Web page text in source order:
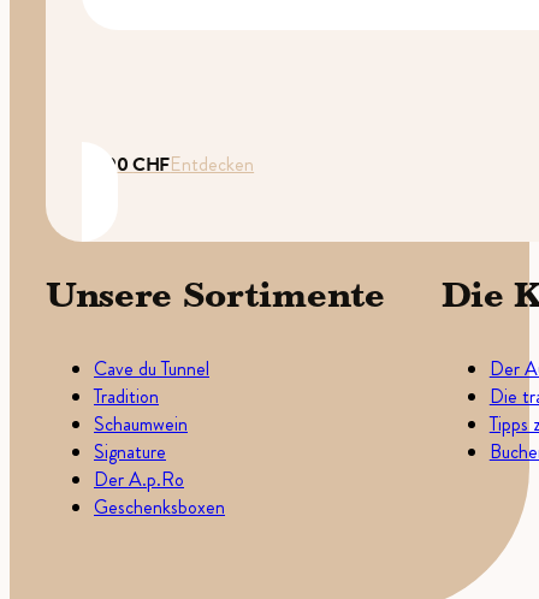
35.00CHFEntdecken
Unsere Sortimente
Cave du Tunnel
Tradition
Schaumwein
Signature
Der A.p.Ro
Geschenksboxen
Die
Der
Die
Tipps